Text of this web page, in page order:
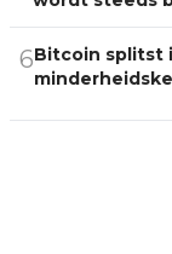
6Bitcoin splitst